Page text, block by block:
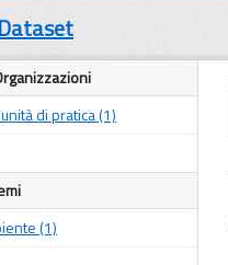
Dataset
di pratica (1)
(1)